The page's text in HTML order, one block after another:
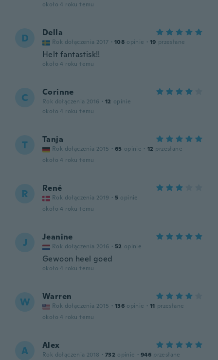
około 4 roku temu
D Della
Rok dołączenia 2017 · 108 opinie · 19 przesłane
Helt fantastisk!!
około 4 roku temu
C Corinne
Rok dołączenia 2016 · 12 opinie
około 4 roku temu
T Tanja
Rok dołączenia 2015 · 65 opinie · 12 przesłane
około 4 roku temu
R René
Rok dołączenia 2019 · 5 opinie
około 4 roku temu
J Jeanine
Rok dołączenia 2016 · 52 opinie
Gewoon heel goed
około 4 roku temu
W Warren
Rok dołączenia 2015 · 136 opinie · 11 przesłane
około 4 roku temu
A Alex
Rok dołączenia 2018 · 732 opinie · 946 przesłane